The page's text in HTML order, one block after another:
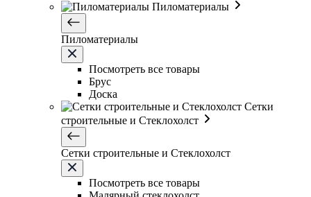
Пиломатериалы
Пиломатериалы
Посмотреть все товары
Брус
Доска
Сетки
строительные и Стеклохолст
Сетки строительные и Стеклохолст
Посмотреть все товары